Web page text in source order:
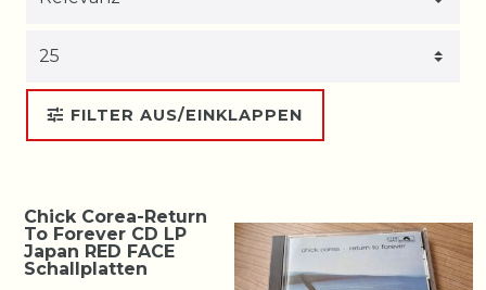
FILTER AUS/EINKLAPPEN
Chick Corea-Return
To Forever CD LP
Japan RED FACE
Schallplatten